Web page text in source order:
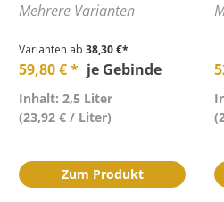
Mehrere Varianten
Varianten ab 38,30 €*
59,80 € * je Gebinde
Inhalt: 2,5 Liter
(23,92 € / Liter)
Zum Produkt